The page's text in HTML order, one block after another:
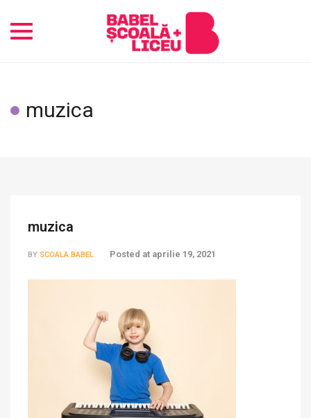
Toggle
muzica
muzica
BY SCOALA BABEL Posted at aprilie 19, 2021